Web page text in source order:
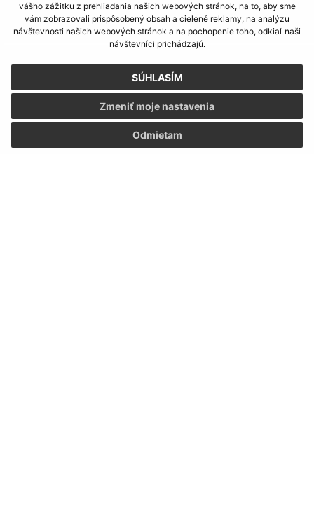
vášho zážitku z prehliadania našich webových stránok, na to, aby sme
vám zobrazovali prispôsobený obsah a cielené reklamy, na analýzu
návštevnosti našich webových stránok a na pochopenie toho, odkiaľ naši
návštevníci prichádzajú.
SÚHLASÍM
Odmietam
Zmeniť moje nastavenia
Informácie o stránke:
Vyhlásenie o prístupnosti
Autorské práva
Ochrana osobných údajov
Navigácia: